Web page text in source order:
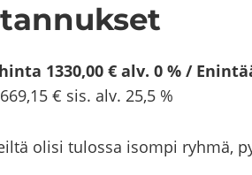
1330,00 € alv. 0 % /
€ sis. alv. 25,5 %
olisi tu­los­sa isom­pi ryhmä,